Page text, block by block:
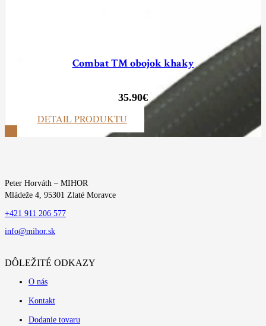
Combat TM obojok khaky
35.90€
DETAIL PRODUKTU
Peter Horváth – MIHOR
Mládeže 4, 95301 Zlaté Moravce
+421 911 206 577
info@mihor.sk
DÔLEŽITÉ ODKAZY
O nás
Kontakt
Dodanie tovaru